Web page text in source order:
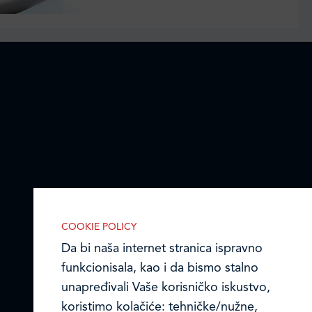
COOKIE POLICY
Da bi naša internet stranica ispravno
funkcionisala, kao i da bismo stalno
unapređivali Vaše korisničko iskustvo,
koristimo kolačiće: tehničke/nužne,
IZABERITE KOLAČIĆE NA STRANICI